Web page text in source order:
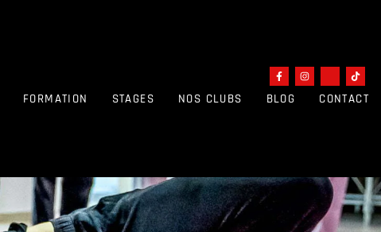
FORMATION STAGES NOS CLUBS BLOG CONTACT